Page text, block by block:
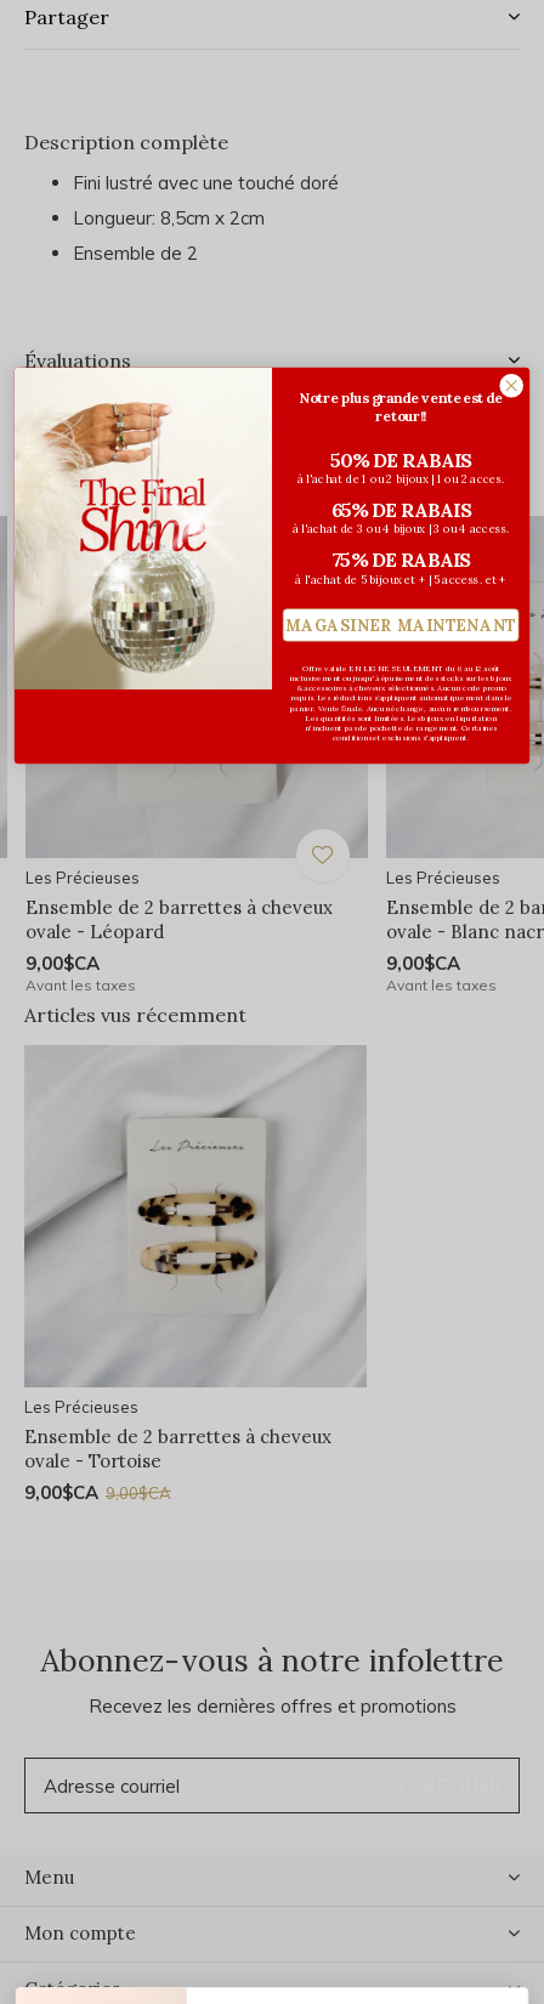
Partager
Description complète
Fini lustré avec une touché doré
Longueur: 8,5cm x 2cm
Ensemble de 2
Évaluations
Vous pourriez aussi aimer...
Les Précieuses
Ensemble de 2 barrettes à cheveux
ovale - Léopard
9,00$CA
Avant les taxes
Les Précieuses
Ensemble de 2
ovale - Blanc
9,00$CA
Avant les taxes
Articles vus récemment
Les Précieuses
Ensemble de 2 barrettes à cheveux
ovale - Tortoise
9,00$CA 9,00$CA
Abonnez-vous à notre infolettre
Recevez les dernières offres et promotions
Menu
Mon compte
Catégories
Notre plus grande vente est de
retour!!
50% DE RABAIS
à l'achat de 1 ou 2 bijoux | 1 ou 2 acces.
65% DE RABAIS
à l'achat de 3 ou 4 bijoux | 3 ou 4 access.
75% DE RABAIS
à l'achat de 5 bijoux et + | 5 access. et +
MAGASINER MAINTENANT
Offre valide EN LIGNE SEULEMENT du 6 au 12 août
inclusivement ou jusqu'à épuisement des stocks sur les bijoux
& accessoires à cheveux sélectionnés. Aucun code promo
requis. Les réductions s’appliquent automatiquement dans le
panier. Vente finale. Aucun échange, aucun remboursement.
Les quantités sont limitées. Les bijoux en liquidation
n'incluent pas de pochette de rangement. Certaines
conditions et exclusions s'appliquent.